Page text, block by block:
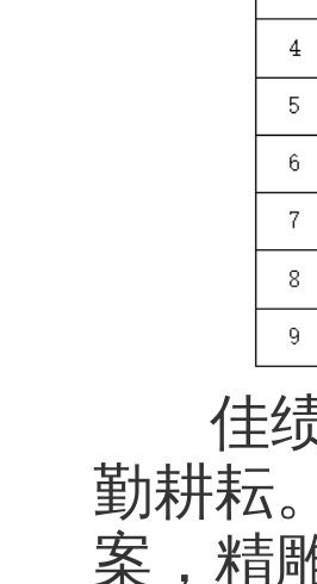
佳绩背后
勤耕耘。
案，精雕
益求精，
路，不仅
迎难而上
与集成电
奖第一名
前行、再